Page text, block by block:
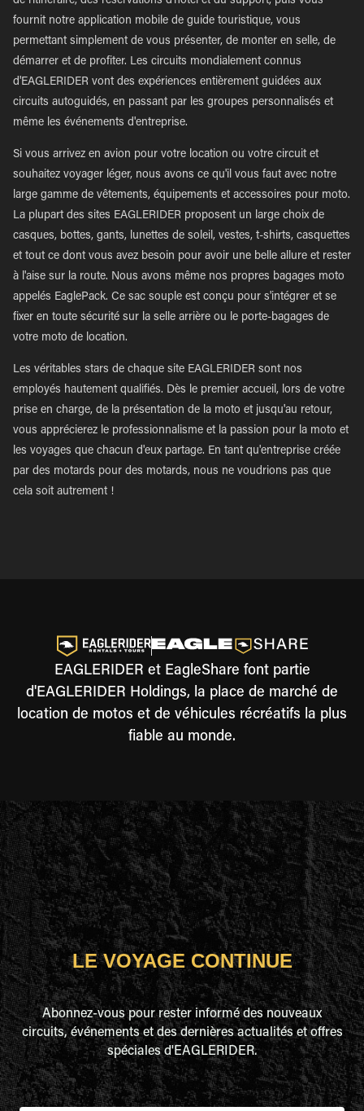
fournit notre application mobile de guide touristique, vous
permettant simplement de vous présenter, de monter en selle, de
démarrer et de profiter. Les circuits mondialement connus
d'EAGLERIDER vont des expériences entièrement guidées aux
circuits autoguidés, en passant par les groupes personnalisés et
même les événements d'entreprise.
Si vous arrivez en avion pour votre location ou votre circuit et
souhaitez voyager léger, nous avons ce qu'il vous faut avec notre
large gamme de vêtements, équipements et accessoires pour moto.
La plupart des sites EAGLERIDER proposent un large choix de
casques, bottes, gants, lunettes de soleil, vestes, t-shirts, casquettes
et tout ce dont vous avez besoin pour avoir une belle allure et rester
à l'aise sur la route. Nous avons même nos propres bagages moto
appelés EaglePack. Ce sac souple est conçu pour s'intégrer et se
fixer en toute sécurité sur la selle arrière ou le porte-bagages de
votre moto de location.
Les véritables stars de chaque site EAGLERIDER sont nos
employés hautement qualifiés. Dès le premier accueil, lors de votre
prise en charge, de la présentation de la moto et jusqu'au retour,
vous apprécierez le professionnalisme et la passion pour la moto et
les voyages que chacun d'eux partage. En tant qu'entreprise créée
par des motards pour des motards, nous ne voudrions pas que
cela soit autrement !
EAGLERIDER et EagleShare font partie
d'EAGLERIDER Holdings, la place de marché de
location de motos et de véhicules récréatifs la plus
fiable au monde.
LE VOYAGE CONTINUE
Abonnez-vous pour rester informé des nouveaux
circuits, événements et des dernières actualités et offres
spéciales d'EAGLERIDER.